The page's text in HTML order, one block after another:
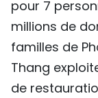
pour 7
millions de
familles de
Thang
de